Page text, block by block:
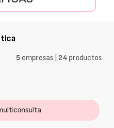
5 empresas | 24 productos